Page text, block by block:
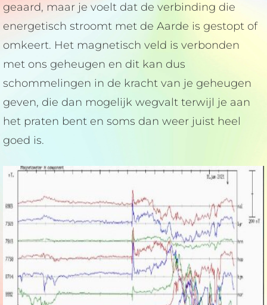
geaard, maar je voelt dat de verbinding die
energetisch stroomt met de Aarde is gestopt of
omkeert. Het magnetisch veld is verbonden
met ons geheugen en dit kan dus
schommelingen in de kracht van je geheugen
geven, die dan mogelijk wegvalt terwijl je aan
het praten bent en soms dan weer juist heel
goed is.